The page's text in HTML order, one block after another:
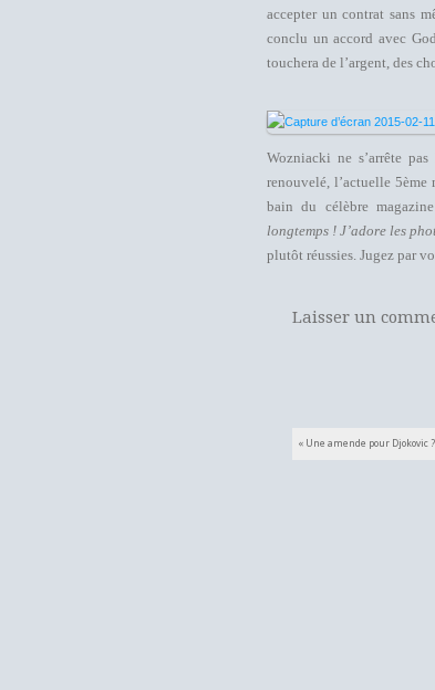
accepter un contrat sans
conclu un accord avec
touchera de l’argent, des
Wozniacki ne s’arrête
renouvelé, l’actuelle
bain du célèbre
longtemps ! J’adore les
plutôt réussies. Jugez par
Laisser un
«Une amende pour Djokovic ?